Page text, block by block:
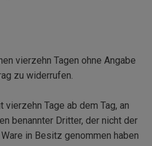
vierzehn Tagen ohne Angabe
zu widerrufen.
Tage ab dem Tag, an
benannter Dritter, der nicht der
in Besitz genommen haben